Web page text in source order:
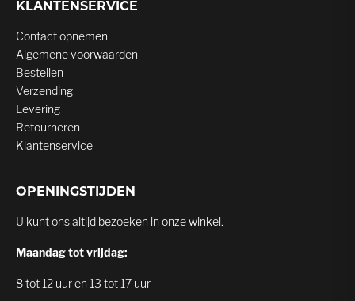
KLANTENSERVICE
Contact opnemen
Algemene voorwaarden
Bestellen
Verzending
Levering
Retourneren
Klantenservice
OPENINGSTIJDEN
U kunt ons altijd bezoeken in onze winkel.
Maandag tot vrijdag:
8 tot 12 uur en 13 tot 17 uur